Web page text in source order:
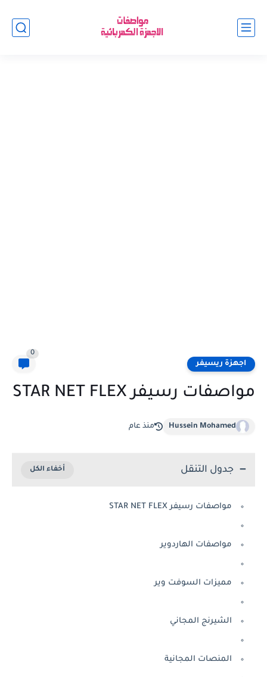
اجهزة ريسيفر
0
مواصفات رسيفر STAR NET FLEX
Hussein Mohamed منذ عام
جدول التنقل
مواصفات رسيفر STAR NET FLEX
مواصفات الهاردوير
مميزات السوفت وير
الشيرنج المجاني
المنصات المجانية